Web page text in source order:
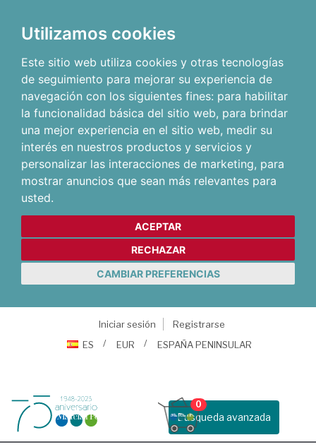
Utilizamos cookies
Este sitio web utiliza cookies y otras tecnologías
de seguimiento para mejorar su experiencia de
navegación con los siguientes fines: para habilitar
la funcionalidad básica del sitio web, para brindar
una mejor experiencia en el sitio web, medir su
interés en nuestros productos y servicios y
personalizar las interacciones de marketing, para
mostrar anuncios que sean más relevantes para
usted.
ACEPTAR
RECHAZAR
CAMBIAR PREFERENCIAS
Iniciar sesión
Registrarse
ES
EUR ESPAÑA PENINSULAR
Busqueda avanzada
0